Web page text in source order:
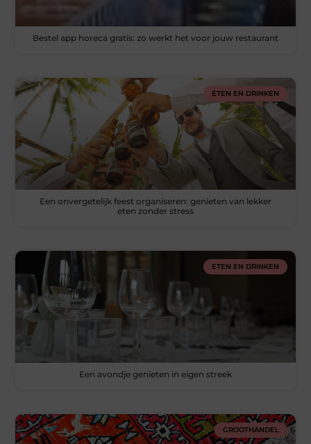
Bestel app horeca gratis: zo werkt het voor jouw restaurant
ETEN EN DRINKEN
Een onvergetelijk feest organiseren: genieten van lekker
eten zonder stress
ETEN EN DRINKEN
Een avondje genieten in eigen streek
GROOTHANDEL